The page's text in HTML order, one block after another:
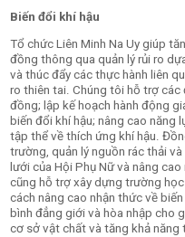
Biến đổi khí hậu
Tổ chức Liên Minh Na Uy giúp
đồng thông qua quản lý rủi ro
và thúc đẩy các thực hành liên
ro thiên tai. Chúng tôi hỗ trợ
đồng; lập kế hoạch hành động
biến đổi khí hậu; nâng cao năng
tập thể về thích ứng khí hậu.
trường, quản lý nguồn rác thải
lưới của Hội Phụ Nữ và nâng
cũng hỗ trợ xây dựng trường
cách nâng cao nhận thức về
bình đẳng giới và hòa nhập cho
cơ sở vật chất và tăng khả